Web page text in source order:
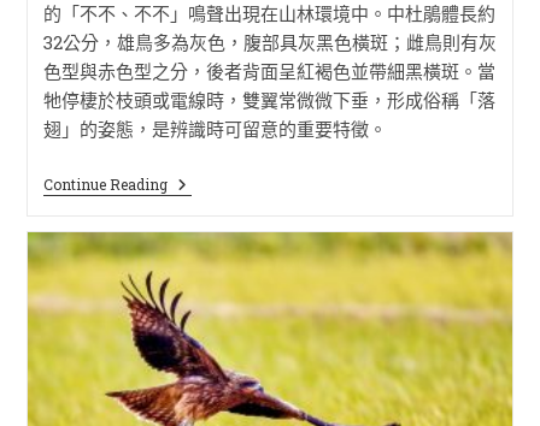
的「不不、不不」鳴聲出現在山林環境中。中杜鵑體長約
32公分，雄鳥多為灰色，腹部具灰黑色橫斑；雌鳥則有灰
色型與赤色型之分，後者背面呈紅褐色並帶細黑橫斑。當
牠停棲於枝頭或電線時，雙翼常微微下垂，形成俗稱「落
翅」的姿態，是辨識時可留意的重要特徵。
Continue Reading